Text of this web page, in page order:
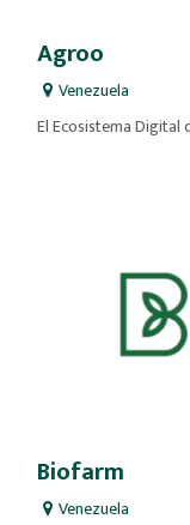
Agroo
Venezuela
El Ecosistema
Biofarm
Venezuela